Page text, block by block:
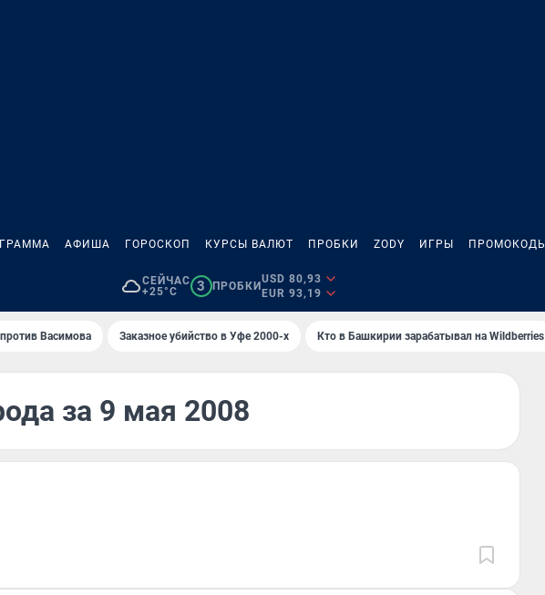
АФИША ГОРОСКОП КУРСЫ ВАЛЮТ ПРОБКИ ZODY ИГРЫ ПРОМОКОДЫ
СЕЙЧАС
+25°C
3 ПРОБКИ
USD 80,93
EUR 93,19
Васимова Заказное убийство в Уфе 2000-х Кто в Башкирии зарабатывал на Wildberries
за 9 мая 2008